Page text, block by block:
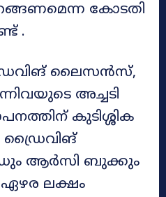
കോടതി
.
ലൈസന്‍സ്,
അച്ചടി
കുടിശ്ശിക
ഡ്രൈവിങ്
ആര്‍സി ബുക്കും
ഏഴര ലക്ഷം